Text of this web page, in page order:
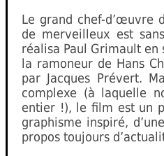
Le grand chef-d’œuvre
de merveilleux est
réalisa Paul Grimault en
la ramoneur de Hans
par Jacques Prévert.
complexe (à laquelle
entier !), le film est un
graphisme inspiré,
propos toujours